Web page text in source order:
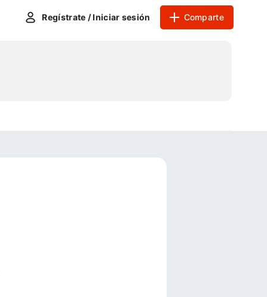
Regístrate / Iniciar sesión Comparte